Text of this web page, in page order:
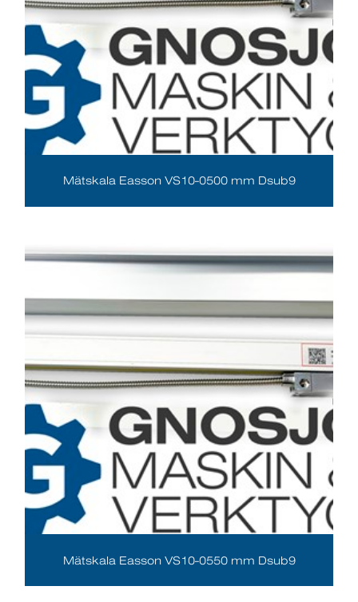
Mätskala Easson VS10-0500 mm Dsub9
Mätskala Easson VS10-0550 mm Dsub9